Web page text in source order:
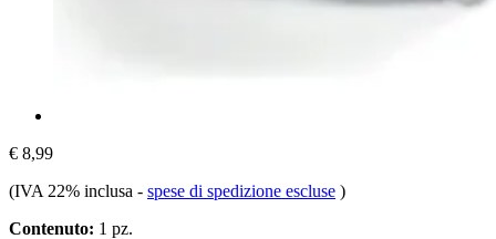
€ 8,99
(IVA 22% inclusa - spese di spedizione escluse )
Contenuto: 1 pz.